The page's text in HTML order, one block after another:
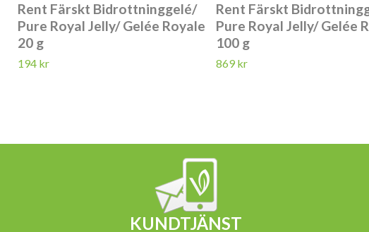
Rent Färskt Bidrottninggelé/
Pure Royal Jelly/ Gelée Royale
20 g
194 kr
Rent Färskt
Pure Royal Jelly/ Gelée
100 g
869 kr
KUNDTJÄNST